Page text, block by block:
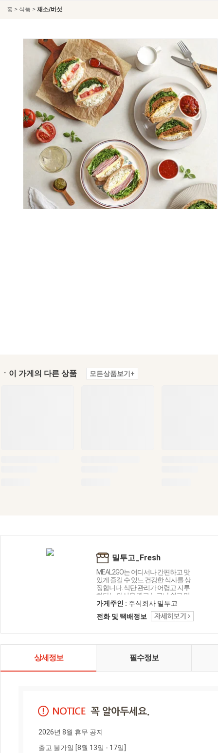
홈 > 식품 > 채소/버섯
ㆍ이 가게의 다른 상품 모든상품보기+
밀투고_Fresh
MEAL2GO는 어디서나 간편하고 맛
있게 즐길 수 있느 건강한 식사를 상
징합니다. 식단 관리가 어렵고 지루
하다는 인식을 깨고 누구나 쉽고 맛
있게 즐길 수 있는 식단 솔루션을 만
드는 것을 목표로 합니다. 단순한 식
단 브랜드를 넘어 고객들에게 지속
션을 제시합니다. 우리의 브랜드는
가게주인 : 주식회사 밀투고
전화 및 택배정보
상세정보 필수정보
2026년 8월 휴무 공지
출고 불가일 [8월 13일 - 17일]